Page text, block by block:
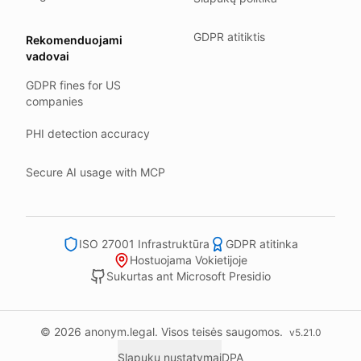
Backups run every day.
Email support@anonym.legal
We run a full check suite on every release.
Human reviewers spot-check the output each week.
We track recall and precision on a labelled set.
Bad runs block the deploy.
Rekomenduojami
vadovai
GDPR fines for US
companies
PHI detection accuracy
Secure AI usage with MCP
GDPR atitiktis
ISO 27001 Infrastruktūra
GDPR atitinka
Hostuojama Vokietijoje
Sukurtas ant Microsoft Presidio
© 2026 anonym.legal. Visos teisės saugomos. v5.21.0
Slapukų nustatymaiDPA